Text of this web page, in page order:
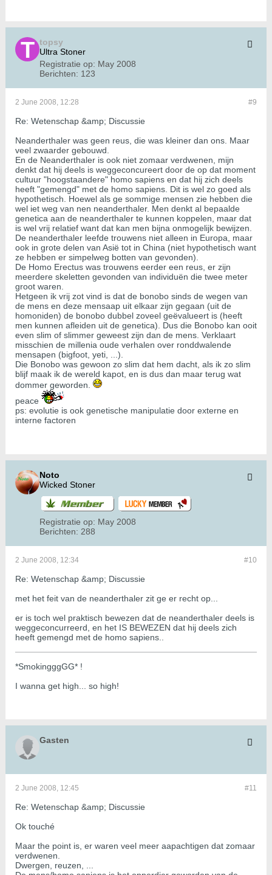
topsy
Ultra Stoner
Registratie op: May 2008
Berichten: 123
#9
2 June 2008, 12:28
Re: Wetenschap &amp; Discussie
Neanderthaler was geen reus, die was kleiner dan ons. Maar
veel zwaarder gebouwd.
En de Neanderthaler is ook niet zomaar verdwenen, mijn
denkt dat hij deels is weggeconcureert door de op dat moment
cultuur "hoogstaandere" homo sapiens en dat hij zich deels
heeft "gemengd" met de homo sapiens. Dit is wel zo goed als
hypothetisch. Hoewel als ge sommige mensen zie hebben die
wel iet weg van nen neanderthaler. Men denkt al bepaalde
genetica aan de neanderthaler te kunnen koppelen, maar dat
is wel vrij relatief want dat kan men bijna onmogelijk bewijzen.
De neanderthaler leefde trouwens niet alleen in Europa, maar
ook in grote delen van Asië tot in China (niet hypothetisch want
ze hebben er simpelweg botten van gevonden).
De Homo Erectus was trouwens eerder een reus, er zijn
meerdere skeletten gevonden van individuën die twee meter
groot waren.
Hetgeen ik vrij zot vind is dat de bonobo sinds de wegen van
de mens en deze mensaap uit elkaar zijn gegaan (uit de
homoniden) de bonobo dubbel zoveel geëvalueert is (heeft
men kunnen afleiden uit de genetica). Dus die Bonobo kan ooit
even slim of slimmer geweest zijn dan de mens. Verklaart
misschien de millenia oude verhalen over ronddwalende
mensapen (bigfoot, yeti, ...).
Die Bonobo was gewoon zo slim dat hem dacht, als ik zo slim
blijf maak ik de wereld kapot, en is dus dan maar terug wat
dommer geworden.
peace
ps: evolutie is ook genetische manipulatie door externe en
interne factoren
Noto
Wicked Stoner
Registratie op: May 2008
Berichten: 288
#10
2 June 2008, 12:34
Re: Wetenschap &amp; Discussie
met het feit van de neanderthaler zit ge er recht op...
er is toch wel praktisch bewezen dat de neanderthaler deels is
weggeconcurreerd, en het IS BEWEZEN dat hij deels zich
heeft gemengd met de homo sapiens..
*SmokingggGG* !
I wanna get high... so high!
Gasten
#11
2 June 2008, 12:45
Re: Wetenschap &amp; Discussie
Ok touché
Maar the point is, er waren veel meer aapachtigen dat zomaar
verdwenen.
Dwergen, reuzen, ...